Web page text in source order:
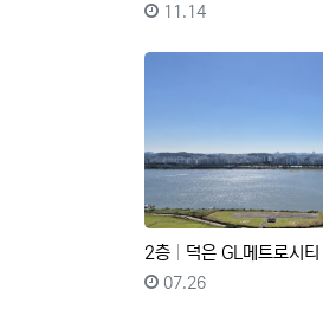
등록일
11.14
2층 덕은 GL메트로시티 한강뷰
등록일
07.26